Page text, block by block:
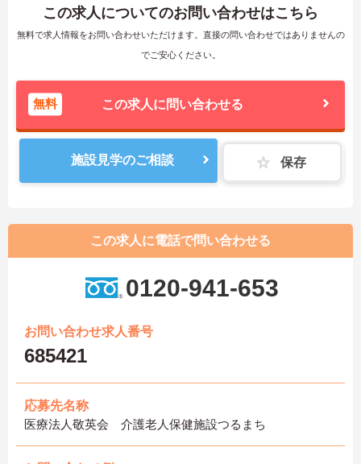
この求人についてのお問い合わせはこちら
無料で求人情報をお問い合わせいただけます。直接の問い合わせではありませんの
でご安心ください。
無料 この求人に問い合わせる
施設見学のご相談 保存
この求人に電話で問い合わせる
0120-941-653
お問い合わせ求人番号
685421
応募先名称
医療法人敬英会 介護老人保健施設つるまち